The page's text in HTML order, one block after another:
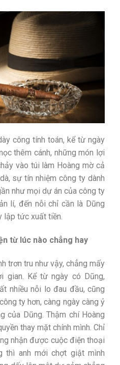
công tính toán, kể từ ngày
thêm cánh, những món lợi
vào túi làm Hoàng mờ cả
sự tín nhiệm công ty dành
như mọi dự án của công ty
lí, đến nỗi chỉ cần là Dũng
lập tức xuất tiền.
từ lúc nào chẳng hay
trơn tru như vậy, chẳng mấy
gian. Kể từ ngày có Dũng,
nhiều nỗi lo đau đầu, cũng
ty hơn, càng ngày càng ỷ
của Dũng. Thậm chí Hoàng
thay mặt chính mình. Chỉ
nhận được cuộc điện thoại
thì anh mới chợt giật mình